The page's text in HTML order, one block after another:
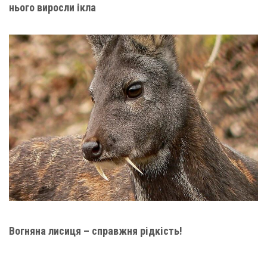
нього виросли ікла
Вогняна лисиця – справжня рідкість!